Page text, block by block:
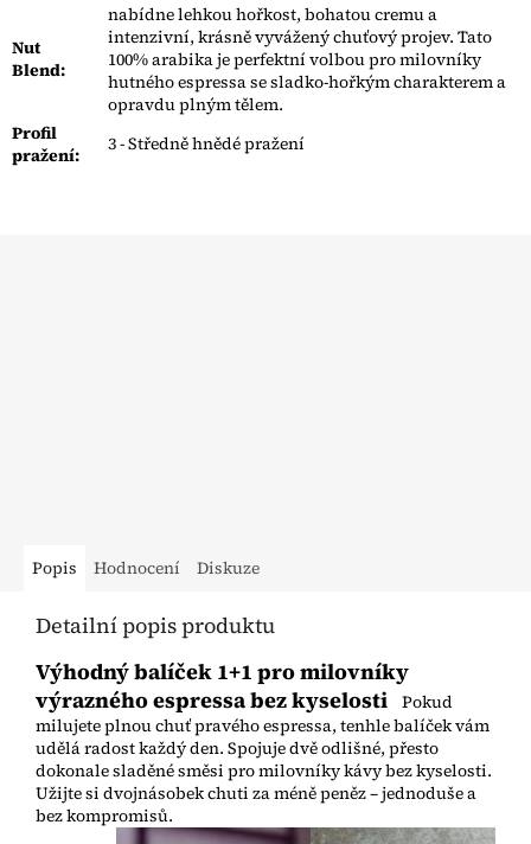
Nut
Blend:
nabídne lehkou hořkost, bohatou cremu a
intenzivní, krásně vyvážený chuťový projev. Tato
100% arabika je perfektní volbou pro milovníky
hutného espressa se sladko‑hořkým charakterem a
opravdu plným tělem.
Profil
pražení: 3 - Středně hnědé pražení
Popis Hodnocení Diskuze
Detailní popis produktu
Výhodný balíček 1+1 pro milovníky
výrazného espressa bez kyselosti Pokud
milujete plnou chuť pravého espressa, tenhle balíček vám
udělá radost každý den. Spojuje dvě odlišné, přesto
dokonale sladěné směsi pro milovníky kávy bez kyselosti.
Užijte si dvojnásobek chuti za méně peněz – jednoduše a
bez kompromisů.